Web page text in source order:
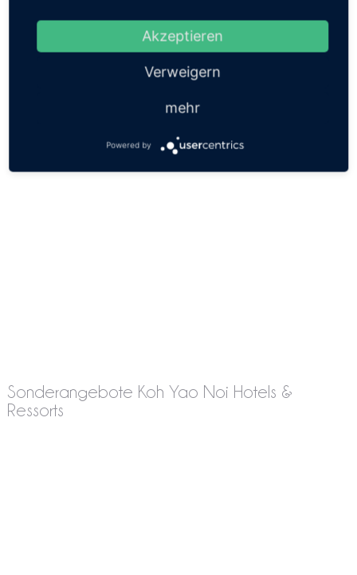
Sonderangebote Koh Yao Noi Hotels &
Ressorts
Akzeptieren
Verweigern
mehr
Powered by